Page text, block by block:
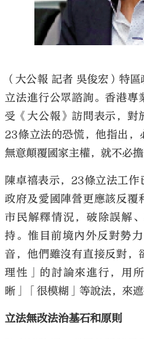
（大公報 記者 吳俊宏）特
立法進行公眾諮詢。香港專
受《大公報》訪問表示，對
23條立法的恐慌，他指出，
無意顛覆國家主權，就不必
陳卓禧表示，23條立法工
政府及愛國陣營更應該反覆
市民解釋情況，破除誤解
持。惟目前境內外反對勢
音，他們雖沒有直接反對，
理性」的討論來進行，用
晰」「很模糊」等說法，來
立法無改法治基石和原則